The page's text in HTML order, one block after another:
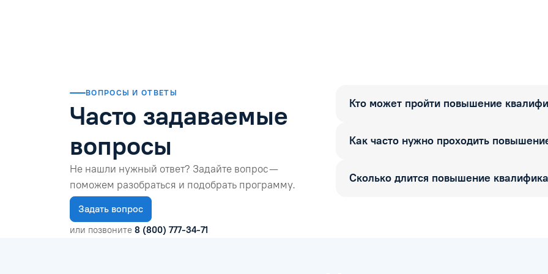
ВОПРОСЫ И ОТВЕТЫ
Часто задаваемые
вопросы
Не нашли нужный ответ? Задайте вопрос —
поможем разобраться и подобрать программу.
Задать вопрос
или позвоните 8 (800) 777-34-71
Кто может пройти повышение
Как часто нужно проходить
Сколько длится повышение